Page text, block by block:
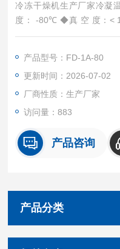
冷冻干燥机生产厂家冷
度： -80℃ ◆真 空 度：<
料：1.8 升 ◆捕水能力：
产品型号：FD-1A-80
更新时间：2026-07-02
厂商性质：生产厂家
访问量：883
产品咨询
产品分类